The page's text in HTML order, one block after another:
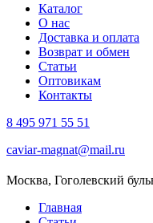
Каталог
О нас
Доставка и оплата
Возврат и обмен
Статьи
Оптовикам
Контакты
8 495 971 55 51
caviar-magnat@mail.ru
Москва, Гоголевский
Главная